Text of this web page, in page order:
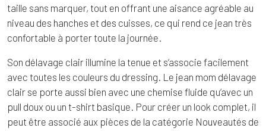
taille sans marquer, tout en offrant une aisance agréable au
niveau des hanches et des cuisses, ce qui rend ce jean très
confortable à porter toute la journée.
Son délavage clair illumine la tenue et s’associe facilement
avec toutes les couleurs du dressing. Le jean mom délavage
clair se porte aussi bien avec une chemise fluide qu’avec un
pull doux ou un t-shirt basique. Pour créer un look complet, il
peut être associé aux pièces de la catégorie Nouveautés de